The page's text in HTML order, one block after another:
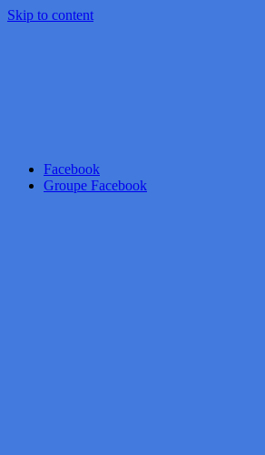
Skip to content
Facebook
Groupe Facebook